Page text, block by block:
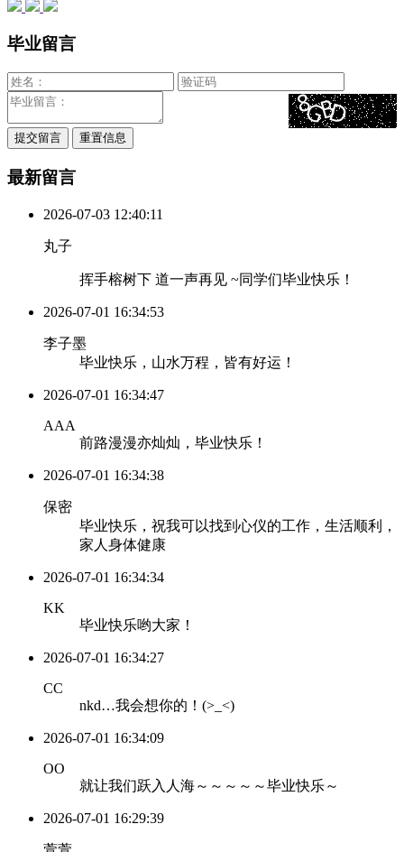
毕业留言
最新留言
2026-07-03 12:40:11
丸子
挥手榕树下 道一声再见 ~同学们毕业快乐！
2026-07-01 16:34:53
李子墨
毕业快乐，山水万程，皆有好运！
2026-07-01 16:34:47
AAA
前路漫漫亦灿灿，毕业快乐！
2026-07-01 16:34:38
保密
毕业快乐，祝我可以找到心仪的工作，生活顺利，
家人身体健康
2026-07-01 16:34:34
KK
毕业快乐哟大家！
2026-07-01 16:34:27
CC
nkd…我会想你的！(>_<)
2026-07-01 16:34:09
OO
就让我们跃入人海～～～～～毕业快乐～
2026-07-01 16:29:39